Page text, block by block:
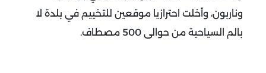
وناربون، وأخلت احترازيا موقعين للتخييم في بلدة لا
بالم السياحية من حوالى 500 مصطاف
.